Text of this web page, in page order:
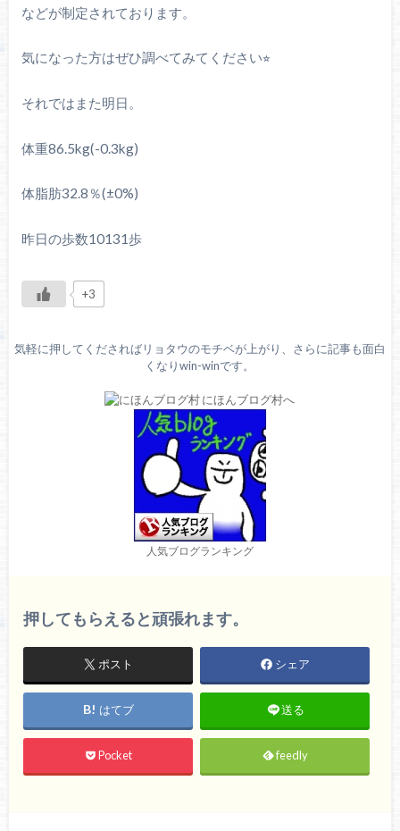
などが制定されております。
気になった方はぜひ調べてみてください⭐︎
それではまた明日。
体重86.5kg(-0.3kg)
体脂肪32.8％(±0%)
昨日の歩数10131歩
+3
気軽に押してくださればリョタウのモチベが上がり、さらに記事も面白
くなりwin-winです。
人気ブログランキング
押してもらえると頑張れます。
ポスト シェア
はてブ 送る
Pocket feedly